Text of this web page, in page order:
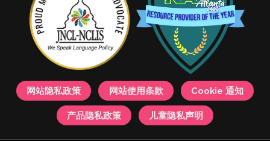
网站隐私政策 网站使用条款 Cookie 通知
产品隐私政策 儿童隐私声明